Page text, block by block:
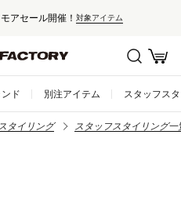
アセール開催！ 対象アイテム
ド 別注アイテム スタッフス
タイリング スタッフスタイリング一